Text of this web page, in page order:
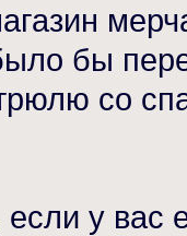
бы
со
у вас